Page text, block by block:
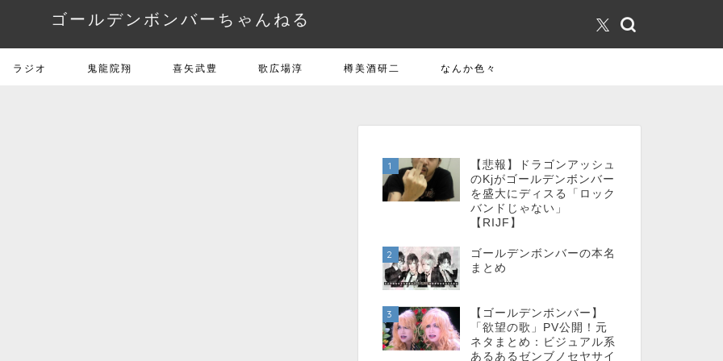
ゴールデンボンバーちゃんねる
ラジオ 鬼龍院翔 喜矢武豊 歌広場淳 樽美酒研二 なんか色々
1
【悲報】ドラゴンアッシュ
のKjがゴールデンボンバー
を盛大にディスる「ロック
バンドじゃない」
【RIJF】
2
ゴールデンボンバーの本名
まとめ
3
【ゴールデンボンバー】
「欲望の歌」PV公開！元
ネタまとめ：ビジュアル系
あるあるゼンブノセヤサイ